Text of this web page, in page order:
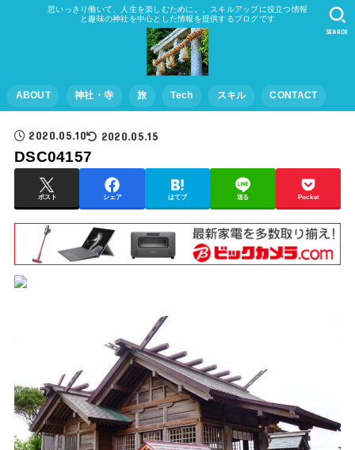
思いっきり働いて、人生を楽しむために。。スキルアップに役立つ情報
と趣味の神社を中心とした情報を提供するブログです
ABOUT 神社・寺 旅 Tech スキル CONTACT
SEARCH
2020.05.10 2020.05.15
DSC04157
ポスト シェア はてブ 送る Pocket